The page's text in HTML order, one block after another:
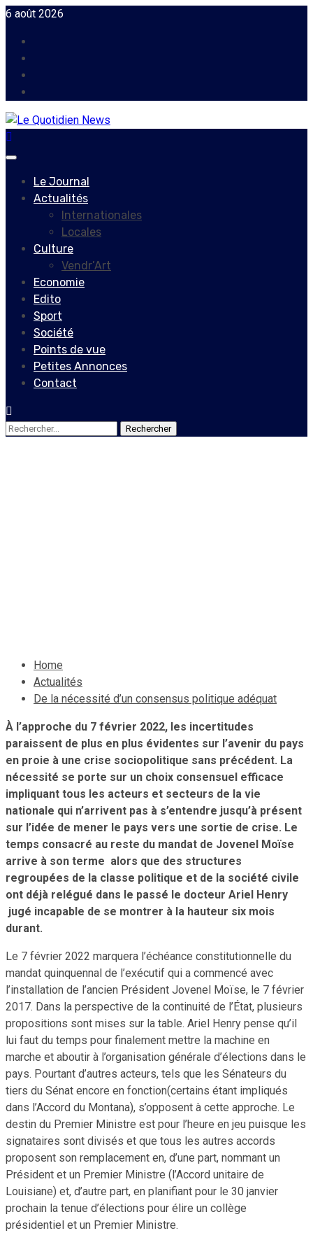
Skip
content
6 août 2026
Primary
Le Journal
Actualités
Internationales
Locales
Culture
Vendr’Art
Economie
Edito
Sport
Société
Points de vue
Petites Annonces
Contact
Rechercher :
Home
Actualités
De la nécessité d’un consensus politique adéquat
À l’approche du 7 février 2022, les incertitudes
paraissent de plus en plus évidentes sur l’avenir du pays
en proie à une crise sociopolitique sans précédent. La
nécessité se porte sur un choix consensuel efficace
impliquant tous les acteurs et secteurs de la vie
nationale qui n’arrivent pas à s’entendre jusqu’à présent
sur l’idée de mener le pays vers une sortie de crise. Le
temps consacré au reste du mandat de Jovenel Moïse
arrive à son terme alors que des structures
regroupées de la classe politique et de la société civile
ont déjà relégué dans le passé le docteur Ariel Henry
jugé incapable de se montrer à la hauteur six mois
durant.
Le 7 février 2022 marquera l’échéance constitutionnelle du
mandat quinquennal de l’exécutif qui a commencé avec
l’installation de l’ancien Président Jovenel Moïse, le 7 février
2017. Dans la perspective de la continuité de l’État, plusieurs
propositions sont mises sur la table. Ariel Henry pense qu’il
lui faut du temps pour finalement mettre la machine en
marche et aboutir à l’organisation générale d’élections dans le
pays. Pourtant d’autres acteurs, tels que les Sénateurs du
tiers du Sénat encore en fonction(certains étant impliqués
dans l’Accord du Montana), s’opposent à cette approche. Le
destin du Premier Ministre est pour l’heure en jeu puisque les
signataires sont divisés et que tous les autres accords
proposent son remplacement en, d’une part, nommant un
Président et un Premier Ministre (l’Accord unitaire de
Louisiane) et, d’autre part, en planifiant pour le 30 janvier
prochain la tenue d’élections pour élire un collège
présidentiel et un Premier Ministre.